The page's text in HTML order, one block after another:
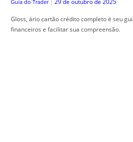
Guia do Trader | 29 de outubro de 2025
Gloss, ário cartão crédito completo é seu
financeiros e facilitar sua compreensão.